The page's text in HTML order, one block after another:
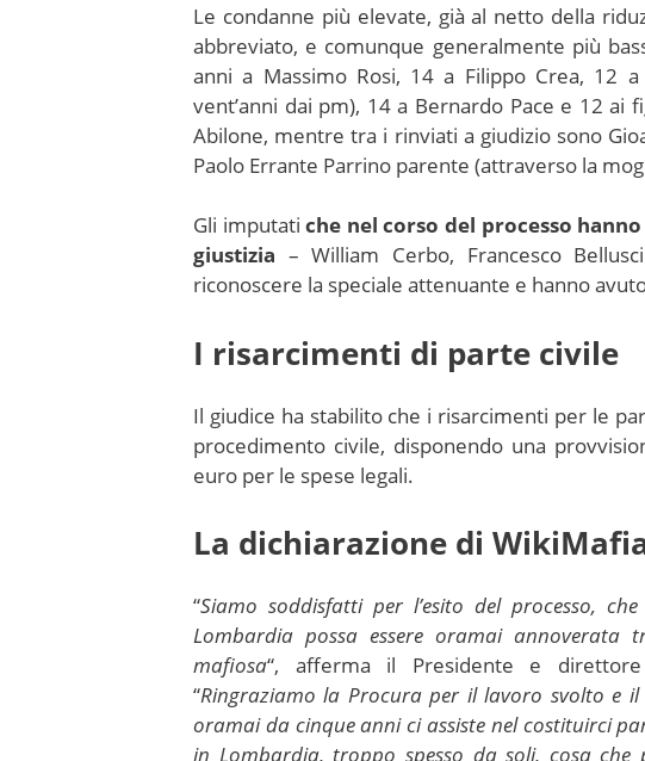
Le condanne più elevate, già al netto della
abbreviato, e comunque generalmente più
anni a Massimo Rosi, 14 a Filippo Crea, 12
vent’anni dai pm), 14 a Bernardo Pace e 12 ai
Abilone, mentre tra i rinviati a giudizio sono
Paolo Errante Parrino parente (attraverso la
Gli imputatiche nel corso del processo
giustizia – William Cerbo, Francesco
riconoscere la speciale attenuante e hanno
I risarcimenti di parte civile
Il giudice ha stabilito che i risarcimenti per le
procedimento civile, disponendo una
euro per le spese legali.
La dichiarazione di
“Siamo soddisfatti per l’esito del processo,
Lombardia possa essere oramai annoverata
mafiosa“, afferma il Presidente e direttore
“Ringraziamo la Procura per il lavoro svolto e
oramai da cinque anni ci assiste nel costituirci
in Lombardia, troppo spesso da soli, cosa